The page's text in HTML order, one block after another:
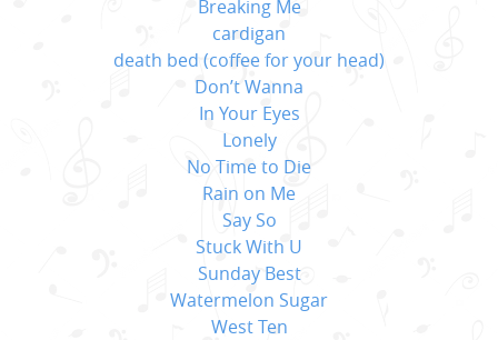
Breaking Me
cardigan
death bed (coffee for your head)
Don’t Wanna
In Your Eyes
Lonely
No Time to Die
Rain on Me
Say So
Stuck With U
Sunday Best
Watermelon Sugar
West Ten